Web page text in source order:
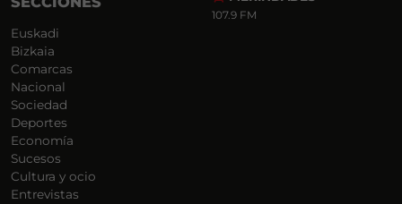
Euskadi
Bizkaia
Comarcas
Nacional
Sociedad
Deportes
Economía
Sucesos
Cultura y ocio
Entrevistas
107.9 FM